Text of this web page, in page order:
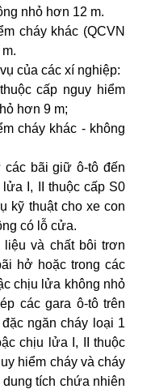
nhỏ hơn 12 m.
cháy khác (QCVN
của các xí nghiệp:
cấp nguy hiểm
hơn 9 m;
cháy khác - không
các bãi giữ ô-tô đến
I, II thuộc cấp S0
kỹ thuật cho xe con
có lỗ cửa.
liệu và chất bôi trơn
hở hoặc trong các
chịu lửa không nhỏ
các gara ô-tô trên
ngăn cháy loại 1
chịu lửa I, II thuộc
hiểm cháy và cháy
tích chứa nhiên